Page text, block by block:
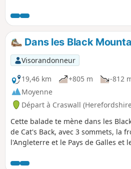
son nom, l'ascension de Hay Bluff
peut facilement être ajoutée au
Dans les Black
Visorandonneur
19,46 km
+805 m -812
Moyenne
Départ à Craswall
Cette balade te mène dans les
de Cat's Back, avec 3 sommets, la
l'Angleterre et le Pays de Galles et